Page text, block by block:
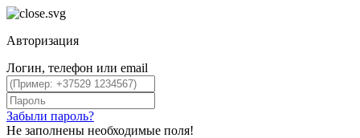
Авторизация
Логин, телефон или email
Забыли пароль?
Не заполнены необходимые поля!